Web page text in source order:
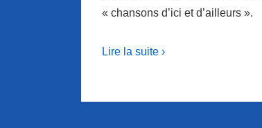
« chansons d’ici et d’ailleurs ».
Lire la suite ›